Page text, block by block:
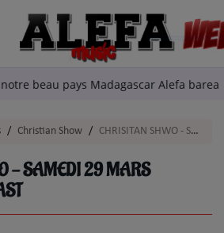
notre beau pays Madagascar Alefa
Christian Show CHRISITAN SHWO - SAMEDI 29 MARS 2025 - LE PODCAST
- SAMEDI 29 MARS